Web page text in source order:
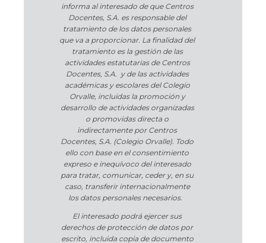
informa al interesado de que Centros
Docentes, S.A. es responsable del
tratamiento de los datos personales
que va a proporcionar. La finalidad del
tratamiento es la gestión de las
actividades estatutarias de Centros
Docentes, S.A. y de las actividades
académicas y escolares del Colegio
Orvalle, incluidas la promoción y
desarrollo de actividades organizadas
o promovidas directa o
indirectamente por Centros
Docentes, S.A. (Colegio Orvalle). Todo
ello con base en el consentimiento
expreso e inequívoco del interesado
para tratar, comunicar, ceder y, en su
caso, transferir internacionalmente
los datos personales necesarios.
El interesado podrá ejercer sus
derechos de protección de datos por
escrito, incluida copia de documento